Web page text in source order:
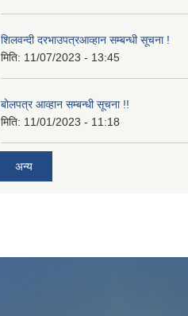
शिलवन्दी दरभाउपत्रआव्हान सम्बन्धी सूचना !
मिति: 11/07/2023 - 13:45
बोलपत्र आव्हान सम्बन्धी सूचना !!
मिति: 11/01/2023 - 11:18
अन्य